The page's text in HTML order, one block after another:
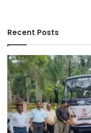
Recent Posts